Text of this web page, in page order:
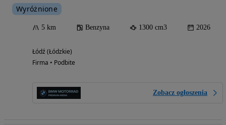
Wyróżnione
5 km Benzyna 1300 cm3 2026
Łódź (Łódzkie)
Firma • Podbite
Zobacz ogłoszenia